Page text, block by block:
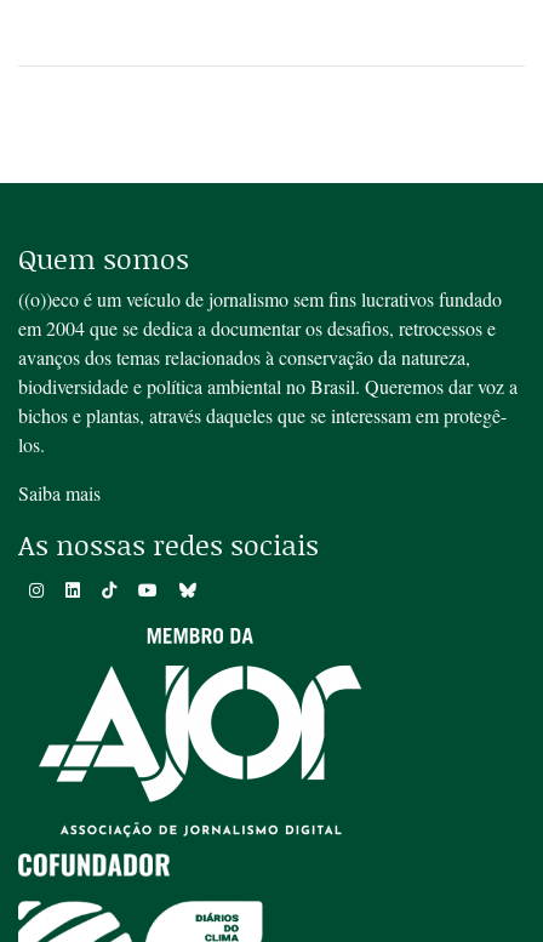
Quem somos
((o))eco é um veículo de jornalismo sem fins lucrativos fundado
em 2004 que se dedica a documentar os desafios, retrocessos e
avanços dos temas relacionados à conservação da natureza,
biodiversidade e política ambiental no Brasil. Queremos dar voz a
bichos e plantas, através daqueles que se interessam em protegê-
los.
Saiba mais
As nossas redes sociais